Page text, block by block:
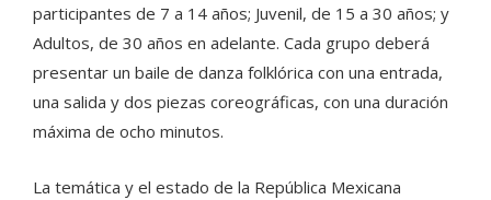
participantes de 7 a 14 años; Juvenil, de 15 a 30 años; y
Adultos, de 30 años en adelante. Cada grupo deberá
presentar un baile de danza folklórica con una entrada,
una salida y dos piezas coreográficas, con una duración
máxima de ocho minutos.
La temática y el estado de la República Mexicana